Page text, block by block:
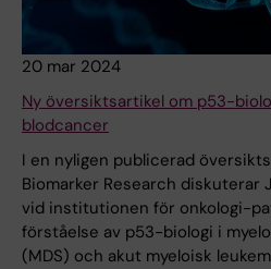
20 mar 2024
Ny översiktsartikel om p53-
blodcancer
I en nyligen publicerad
Biomarker Research diskuterar
vid institutionen för onkologi-
förståelse av p53-biologi i
(MDS) och akut myeloisk